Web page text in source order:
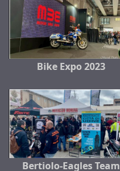
Bike Expo 2023
Bertiolo-Eagles Team